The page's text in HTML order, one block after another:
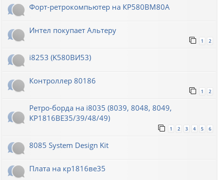
Форт-ретрокомпьютер на КР580ВМ80А
Интел покупает Альтеру
1 2
i8253 (K580ВИ53)
Контроллер 80186
1 2
Ретро-борда на i8035 (8039, 8048, 8049,
КР1816ВЕ35/39/48/49)
1 2 3 4 5 6
8085 System Design Kit
Плата на кр1816ве35